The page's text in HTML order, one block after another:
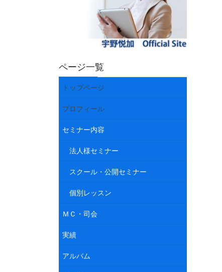
ページ一覧
トップページ
プロフィール
セミナー内容
法人様セミナー
スクール・公開セミナー
個別レッスン
ＭＣ・司会
実績
アルバム